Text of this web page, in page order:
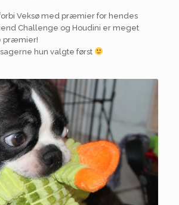
Veksø med præmier for hendes
Challenge og Houdini er meget
præmier!
hun valgte først